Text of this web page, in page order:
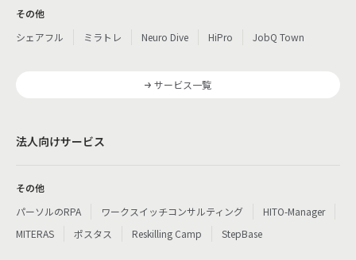
その他
シェアフル
ミラトレ Neuro Dive HiPro JobQ Town
サービス一覧
法人向けサービス
その他
パーソルのRPA
ワークスイッチコンサルティング
HITO-Manager
MITERAS
ポスタス Reskilling Camp StepBase